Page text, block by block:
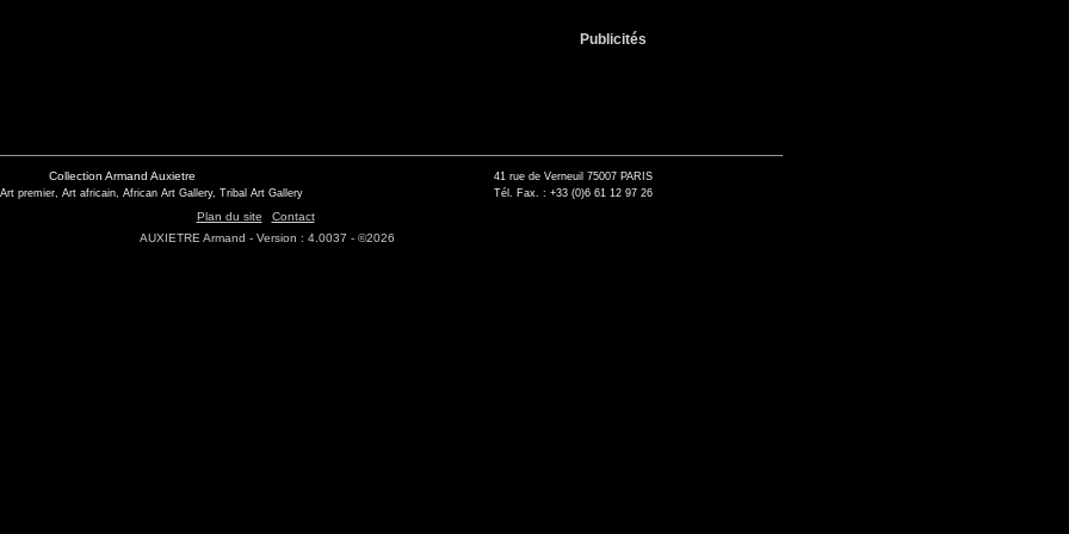
Publicités
Collection Armand Auxietre
premier, Art africain, African Art Gallery, Tribal Art Gallery
41 rue de Verneuil 75007 PARIS
Tél. Fax. : +33 (0)6 61 12 97 26
Plan du site
Contact
AUXIETRE Armand - Version : 4.0037 - ©2026